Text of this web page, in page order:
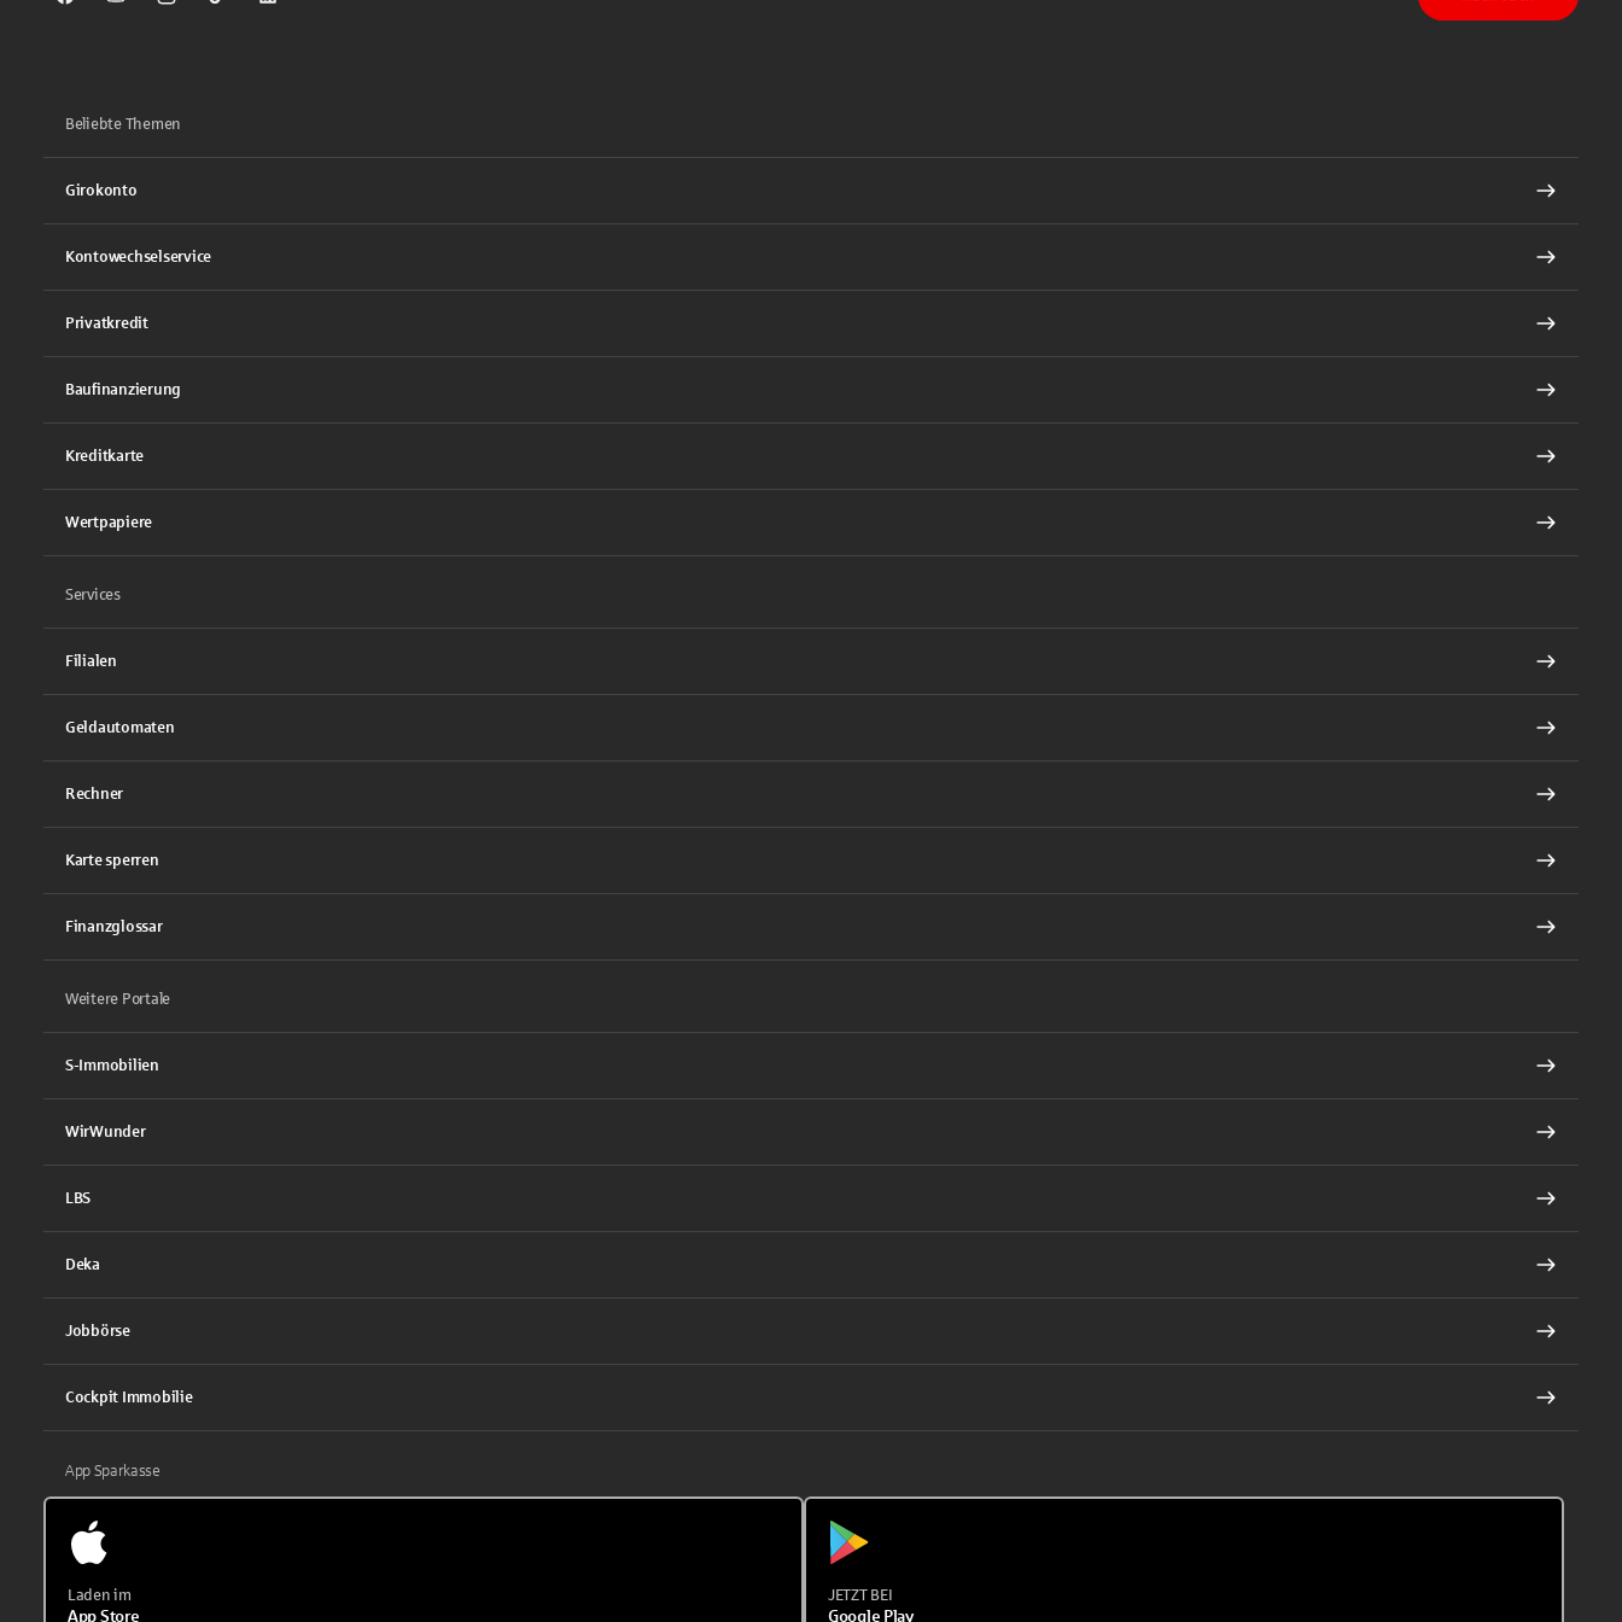
Sparkasse auf Facebook
Sparkasse auf Youtube
Sparkasse auf Instagram
Sparkasse auf TikTok
Sparkasse auf LinkedIn
Beliebte Themen
Girokonto
Kontowechselservice
Privatkredit
Baufinanzierung
Kreditkarte
Wertpapiere
Services
Filialen
Geldautomaten
Rechner
Karte sperren
Finanzglossar
Weitere Portale
S-Immobilien
WirWunder
LBS
Deka
Jobbörse
Cockpit Immobilie
App Sparkasse
Laden im
App Store
JETZT BEI
Google Play